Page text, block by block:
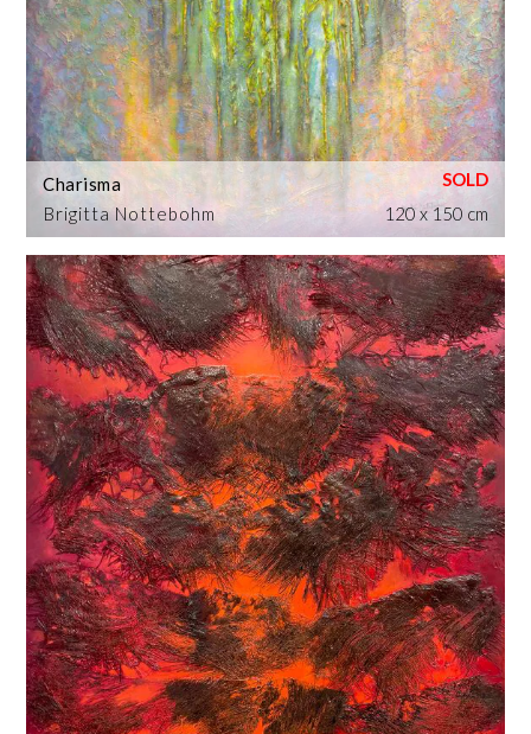
Brigitta Nottebohm
Charisma
120 x 150 cm